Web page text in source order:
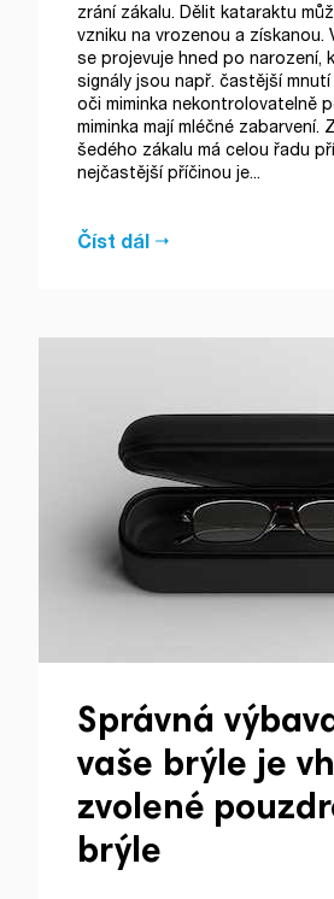
zrání zákalu. Dělit kataraktu
vzniku na vrozenou a získanou.
se projevuje hned po narození,
signály jsou např. častější
oči miminka nekontrolovatelně
miminka mají mléčné zabarvení.
šedého zákalu má celou řadu
nejčastější příčinou je...
Číst dál
Správná
vaše brýle je
zvolené
brýle